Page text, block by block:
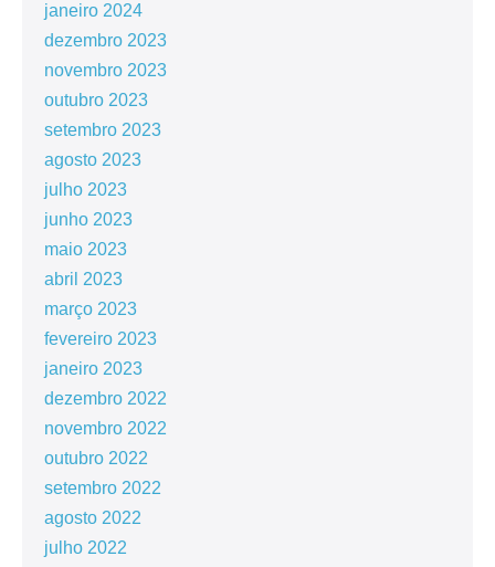
janeiro 2024
dezembro 2023
novembro 2023
outubro 2023
setembro 2023
agosto 2023
julho 2023
junho 2023
maio 2023
abril 2023
março 2023
fevereiro 2023
janeiro 2023
dezembro 2022
novembro 2022
outubro 2022
setembro 2022
agosto 2022
julho 2022